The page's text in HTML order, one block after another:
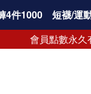
4件1000 短襪/運
會員點數永久